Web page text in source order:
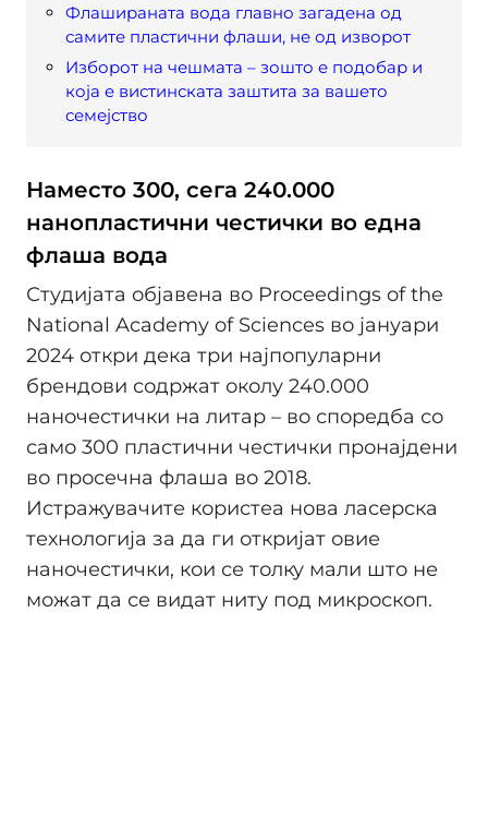
Флашираната вода главно загадена од
самите пластични флаши, не од изворот
Изборот на чешмата – зошто е подобар и
која е вистинската заштита за вашето
семејство
Наместо 300, сега 240.000
нанопластични честички во една
флаша вода
Студијата објавена во Proceedings of the
National Academy of Sciences во јануари
2024 откри дека три најпопуларни
брендови содржат околу 240.000
наночестички на литар – во споредба со
само 300 пластични честички пронајдени
во просечна флаша во 2018.
Истражувачите користеа нова ласерска
технологија за да ги откријат овие
наночестички, кои се толку мали што не
можат да се видат ниту под микроскоп.